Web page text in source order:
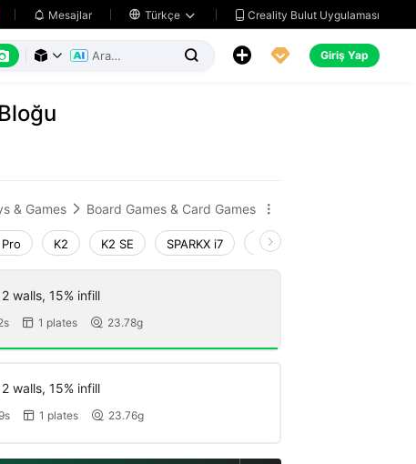
 Mesajlar  Türkçe   Creality Bulut Uygulaması
     Giriş Yap
& Games  Board Games & Card Games 
K2 K2 SE SPARKX i7 Creality Hi
walls, 15% infill
 1 plates  23.78g
walls, 15% infill
 1 plates  23.76g